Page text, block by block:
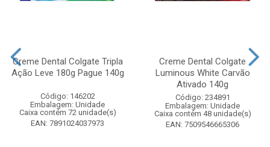
Creme Dental Colgate Tripla
Ação Leve 180g Pague 140g
Código: 146202
Embalagem: Unidade
Caixa contém 72 unidade(s)
EAN: 7891024037973
Creme Dental Colgate
Luminous White Carvão
Ativado 140g
Código: 234891
Embalagem: Unidade
Caixa contém 48 unidade(s)
EAN: 7509546665306